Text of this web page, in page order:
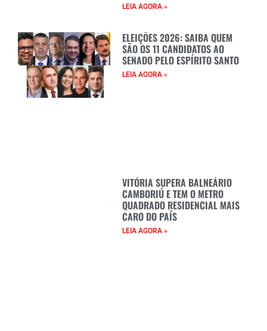
LEIA AGORA »
ELEIÇÕES 2026: SAIBA QUEM
SÃO OS 11 CANDIDATOS AO
SENADO PELO ESPÍRITO SANTO
LEIA AGORA »
VITÓRIA SUPERA BALNEÁRIO
CAMBORIÚ E TEM O METRO
QUADRADO RESIDENCIAL MAIS
CARO DO PAÍS
LEIA AGORA »